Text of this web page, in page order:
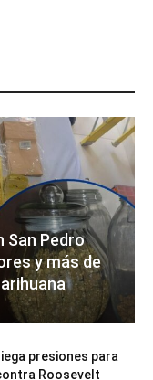
San Pedro
y más de
presiones para
Roosevelt